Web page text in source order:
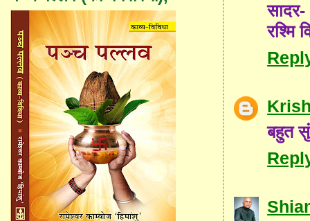
सादर-
रश्मि
बहुत